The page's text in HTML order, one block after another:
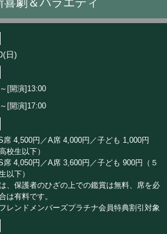
日)
[開演]13:00
[開演]17:00
席 4,500円／A席 4,000円／子ども 1,000円
校生以下）
席 4,050円／A席 3,600円／子ども 900円（５
以下）
、保護者のひざの上での鑑賞は無料、席を必
は有料です。
レンドメンバーズプラチナ会員特典割引対象